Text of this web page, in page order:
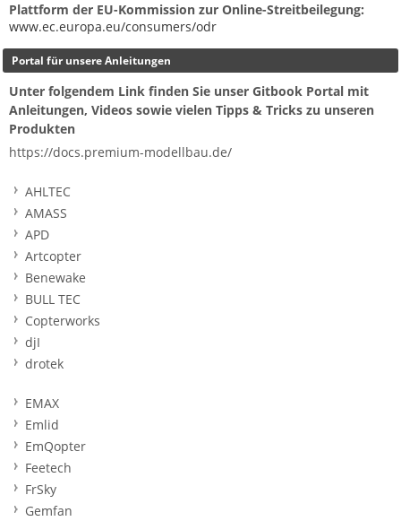
Plattform der EU-Kommission zur Online-Streitbeilegung:
www.ec.europa.eu/consumers/odr
Portal für unsere Anleitungen
Unter folgendem Link finden Sie unser Gitbook Portal mit
Anleitungen, Videos sowie vielen Tipps & Tricks zu unseren
Produkten
https://docs.premium-modellbau.de/
AHLTEC
AMASS
APD
Artcopter
Benewake
BULL TEC
Copterworks
djI
drotek
EMAX
Emlid
EmQopter
Feetech
FrSky
Gemfan